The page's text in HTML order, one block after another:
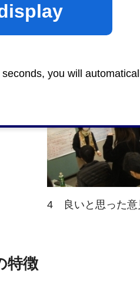
you will
4 良いと思った意
特徴